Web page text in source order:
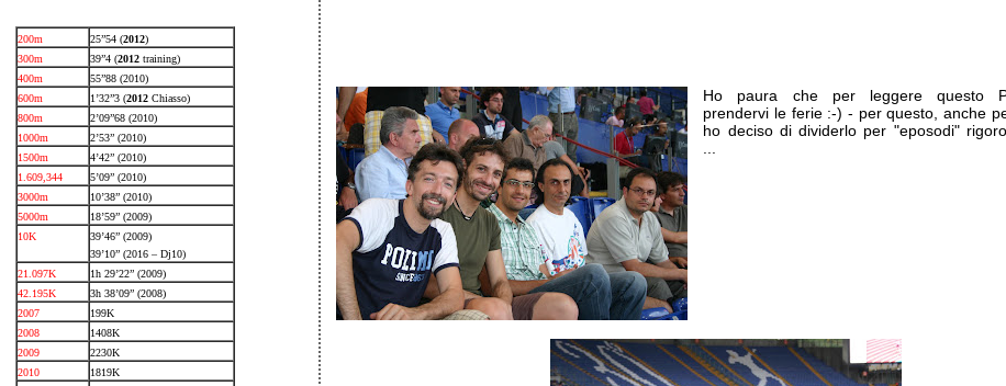
200m 25”54 (2012)
300m
39”4 (2012 training)
400m
55”88 (2010)
600m
1’32”3 (2012 Chiasso)
800m
2’09”68 (2010)
1000m
2’53” (2010)
1500m
4’42” (2010)
1.609,344
5’09” (2010)
3000m
10’38” (2010)
5000m
18’59” (2009)
10K
39’46” (2009)
39’10” (2016 – Dj10)
21.097K
1h 29’22” (2009)
42.195K
3h 38’09” (2008)
2007
199K
2008
1408K
2009
2230K
2010
1819K
Ho paura che per leggere questo
prendervi le ferie :-) - per questo, anche
ho deciso di dividerlo per "eposodi"